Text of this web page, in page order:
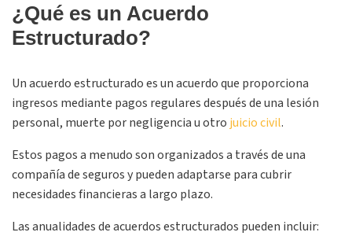
¿Qué es un Acuerdo
Estructurado?
Un acuerdo estructurado es un acuerdo que proporciona
ingresos mediante pagos regulares después de una lesión
personal, muerte por negligencia u otro juicio civil.
Estos pagos a menudo son organizados a través de una
compañía de seguros y pueden adaptarse para cubrir
necesidades financieras a largo plazo.
Las anualidades de acuerdos estructurados pueden incluir: